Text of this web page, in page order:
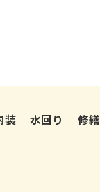
装 水回り 修繕